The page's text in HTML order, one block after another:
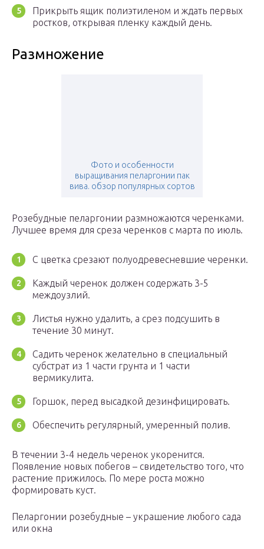
Прикрыть ящик полиэтиленом и ждать первых
ростков, открывая пленку каждый день.
Размножение
Фото и особенности
выращивания пеларгонии пак
вива. обзор популярных сортов
Розебудные пеларгонии размножаются черенками.
Лучшее время для среза черенков с марта по июль.
С цветка срезают полуодревесневшие черенки.
Каждый черенок должен содержать 3-5
междоузлий.
Листья нужно удалить, а срез подсушить в
течение 30 минут.
Садить черенок желательно в специальный
субстрат из 1 части грунта и 1 части
вермикулита.
Горшок, перед высадкой дезинфицировать.
Обеспечить регулярный, умеренный полив.
В течении 3-4 недель черенок укоренится.
Появление новых побегов – свидетельство того, что
растение прижилось. По мере роста можно
формировать куст.
Пеларгонии розебудные – украшение любого сада
или окна